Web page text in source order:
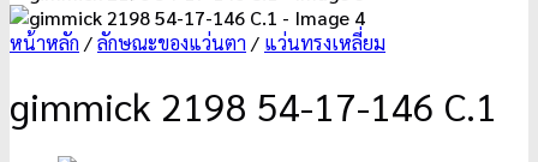
หน้าหลัก /ลักษณะของแว่นตา / แว่นทรงเหลี่ยม
gimmick 2198 54-17-146 C.1